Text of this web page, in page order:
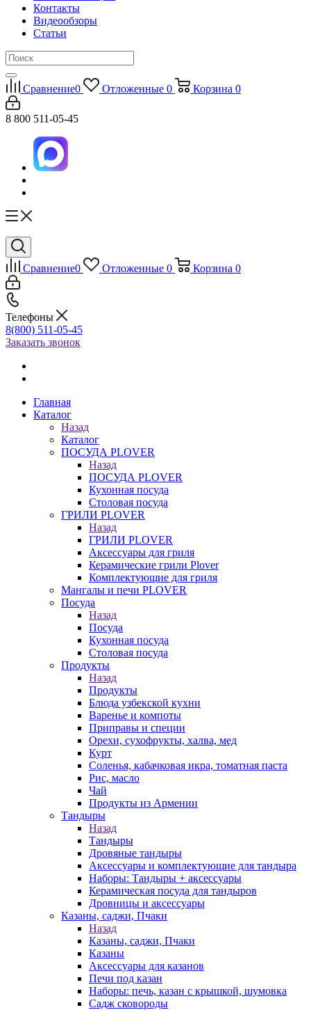
Контакты
Видеообзоры
Статьи
Сравнение0 Отложенные 0 Корзина 0
8 800 511-05-45
Сравнение0 Отложенные 0 Корзина 0
Телефоны
8(800) 511-05-45
Заказать звонок
Главная
Каталог
Назад
Каталог
ПОСУДА PLOVER
Назад
ПОСУДА PLOVER
Кухонная посуда
Столовая посуда
ГРИЛИ PLOVER
Назад
ГРИЛИ PLOVER
Аксессуары для гриля
Керамические грили Plover
Комплектующие для гриля
Мангалы и печи PLOVER
Посуда
Назад
Посуда
Кухонная посуда
Столовая посуда
Продукты
Назад
Продукты
Блюда узбекской кухни
Варенье и компоты
Приправы и специи
Орехи, сухофрукты, халва, мед
Курт
Соленья, кабачковая икра, томатная паста
Рис, масло
Чай
Продукты из Армении
Тандыры
Назад
Тандыры
Дровяные тандыры
Аксессуары и комплектующие для тандыра
Наборы: Тандыры + аксессуары
Керамическая посуда для тандыров
Дровницы и аксессуары
Казаны, саджи, Пчаки
Назад
Казаны, саджи, Пчаки
Казаны
Аксессуары для казанов
Печи под казан
Наборы: печь, казан с крышкой, шумовка
Садж сковороды